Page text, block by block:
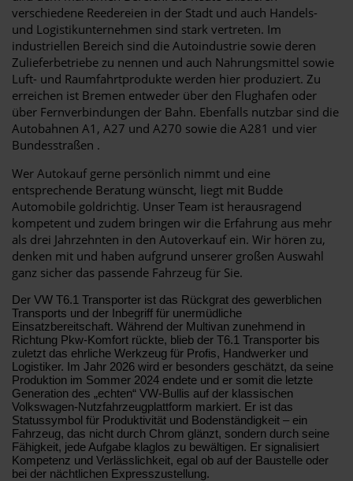
verschiedene Reedereien in der Stadt und auch Handels-
und Logistikunternehmen sind stark vertreten. Im
industriellen Bereich sind die Autoindustrie sowie deren
Zulieferbetriebe zu nennen und auch Nahrungsmittel sowie
Luft- und Raumfahrtprodukte werden hier produziert. Zu
erreichen ist Bremen entweder über den Flughafen oder
über Fernverbindungen der Bahn. Ebenfalls nutzbar sind die
Autobahnen A1, A27 und A270 sowie die A281 und vier
Bundesstraßen .
Wer Autokauf gerne persönlich nimmt und eine
entsprechende Beratung wünscht, liegt mit Budde
Automobile goldrichtig. Unser Team ist herausragend
kompetent und zudem bringen wir die Erfahrung aus mehr
als drei Jahrzehnten in den Autoverkauf ein. Wir hören zu,
denken mit und haben aufgrund unserer großen Auswahl
ganz sicher das passende Fahrzeug für Sie.
Der VW T6.1 Transporter ist das Rückgrat des gewerblichen
Transports und der Inbegriff für unermüdliche
Einsatzbereitschaft. Während der Multivan zunehmend in
Richtung Pkw-Komfort rückte, blieb der T6.1 Transporter bis
zuletzt das ehrliche Werkzeug für Profis, Handwerker und
Logistiker. Im Jahr 2026 wird er besonders geschätzt, da seine
Produktion im Sommer 2024 endete und er somit die letzte
Generation des „echten“ VW-Bullis auf der klassischen
Volkswagen-Nutzfahrzeugplattform markiert. Er ist das
Statussymbol für Produktivität und Bodenständigkeit – ein
Fahrzeug, das nicht durch Chrom glänzt, sondern durch seine
Fähigkeit, jede Aufgabe klaglos zu bewältigen. Er signalisiert
Kompetenz und Verlässlichkeit, egal ob auf der Baustelle oder
bei der nächtlichen Expresszustellung.